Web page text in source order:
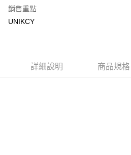
運送方式
7-11取貨付款［需3-5個工作天不含預
每筆NT$70，滿NT$499(含以上)免運費
銷售重點
UNIKCY
詳細說明 商品規格